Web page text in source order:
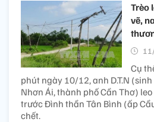
Trèo
vẽ,
Cụ
phút ngày 10/12, anh D.T.N
Nhơn Ái, thành phố Cần Thơ)
trước Đình thần Tân Bình (ấp
chết.